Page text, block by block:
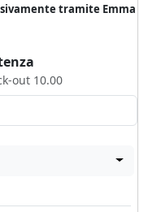
tramite Emma
out 10.00